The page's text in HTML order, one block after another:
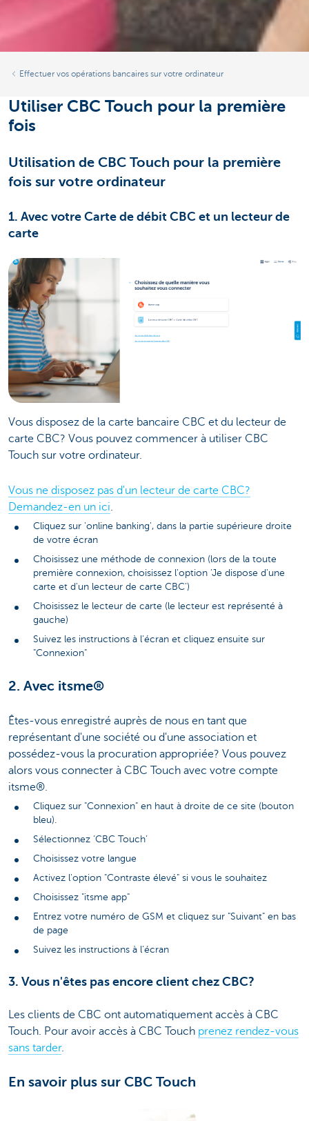
Effectuer vos opérations bancaires sur votre ordinateur
Utiliser CBC Touch pour la première
fois
Utilisation de CBC Touch pour la première
fois sur votre ordinateur
1. Avec votre Carte de débit CBC et un lecteur de
carte
Vous disposez de la carte bancaire CBC et du lecteur de
carte CBC? Vous pouvez commencer à utiliser CBC
Touch sur votre ordinateur.
Vous ne disposez pas d'un lecteur de carte CBC?
Demandez-en un ici
Cliquez sur 'online banking', dans la partie supérieure droite
de votre écran
Choisissez une méthode de connexion (lors de la toute
première connexion, choisissez l'option 'Je dispose d'une
carte et d'un lecteur de carte CBC')
Choisissez le lecteur de carte (le lecteur est représenté à
gauche)
Suivez les instructions à l'écran et cliquez ensuite sur
"Connexion"
2. Avec itsme®
Êtes-vous enregistré auprès de nous en tant que
représentant d'une société ou d'une association et
possédez-vous la procuration appropriée? Vous pouvez
alors vous connecter à CBC Touch avec votre compte
itsme®.
Cliquez sur "Connexion" en haut à droite de ce site (bouton
bleu).
Sélectionnez ’CBC Touch’
Choisissez votre langue
Activez l'option "Contraste élevé" si vous le souhaitez
Choisissez "itsme app"
Entrez votre numéro de GSM et cliquez sur "Suivant" en bas
de page
Suivez les instructions à l’écran
3. Vous n'êtes pas encore client chez CBC?
Les clients de CBC ont automatiquement accès à CBC
Touch. Pour avoir accès à CBC Touch prenez rendez-vous
sans tarder.
En savoir plus sur CBC Touch